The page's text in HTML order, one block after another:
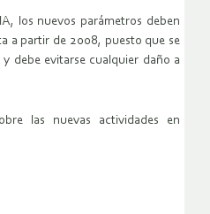
los nuevos parámetros deben
a partir de 2008, puesto que se
debe evitarse cualquier daño a
las nuevas actividades en